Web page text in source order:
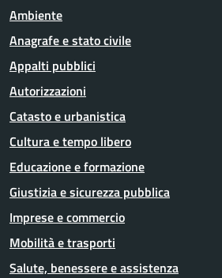
Ambiente
Anagrafe e stato civile
Appalti pubblici
Autorizzazioni
Catasto e urbanistica
Cultura e tempo libero
Educazione e formazione
Giustizia e sicurezza pubblica
Imprese e commercio
Mobilità e trasporti
Salute, benessere e assistenza